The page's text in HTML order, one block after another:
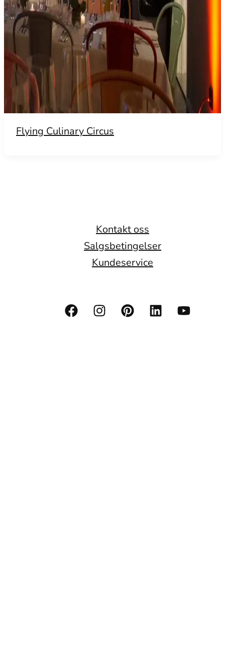
Flying Culinary Circus
Kontakt oss
Salgsbetingelser
Kundeservice